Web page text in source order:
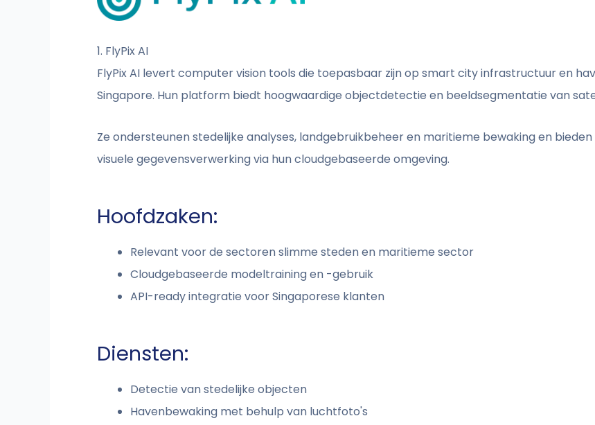
1. FlyPix AI
FlyPix AI levert computer vision tools die toepasbaar zijn op smart city infrastructuur en
Singapore. Hun platform biedt hoogwaardige objectdetectie en beeldsegmentatie van
Ze ondersteunen stedelijke analyses, landgebruikbeheer en maritieme bewaking en
visuele gegevensverwerking via hun cloudgebaseerde omgeving.
Hoofdzaken:
Relevant voor de sectoren slimme steden en maritieme sector
Cloudgebaseerde modeltraining en -gebruik
API-ready integratie voor Singaporese klanten
Diensten:
Detectie van stedelijke objecten
Havenbewaking met behulp van luchtfoto's